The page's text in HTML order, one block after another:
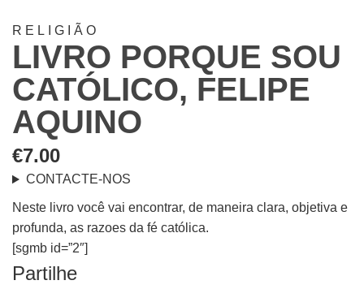
RELIGIÃO
LIVRO PORQUE SOU
CATÓLICO, FELIPE
AQUINO
€7.00
CONTACTE-NOS
Neste livro você vai encontrar, de maneira clara, objetiva e
profunda, as razoes da fé católica.
[sgmb id=”2″]
Partilhe